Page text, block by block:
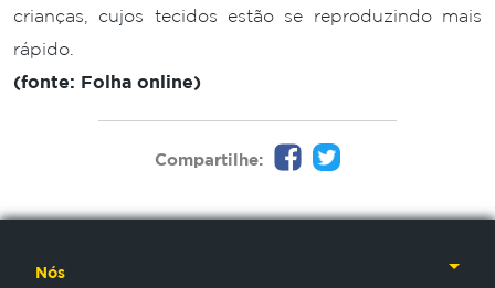
crianças, cujos tecidos estão se reproduzindo mais
rápido.
(fonte: Folha online)
Compartilhe:
Nós